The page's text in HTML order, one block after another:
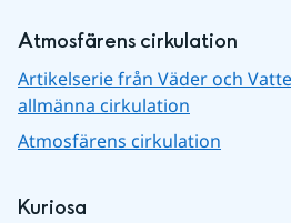
Atmosfärens cirkulation
Artikelserie från Väder och
allmänna cirkulation
Atmosfärens cirkulation
Kuriosa